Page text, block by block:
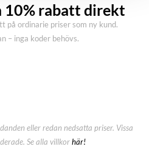
10% rabatt direkt
på ordinarie priser som ny kund.
– inga koder behövs.
eller redan nedsatta priser. Vissa
Se alla villkorhär!